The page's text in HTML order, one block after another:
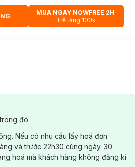
ICON
MUA NGAY NOWFREE 2H
Trễ tặng 100k
đó.
Nếu có nhu cầu lấy hoá đơn
và trước 22h30 cùng ngày. 30
hoá mà khách hàng không đăng kí